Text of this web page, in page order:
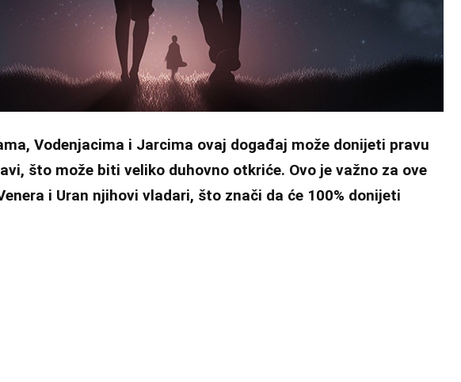
Vodenjacima i Jarcima ovaj događaj može donijeti pravu
što može biti veliko duhovno otkriće. Ovo je važno za ove
i Uran njihovi vladari, što znači da će 100% donijeti